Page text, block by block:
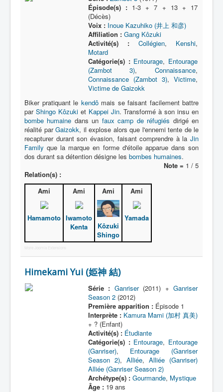
Épisode(s) : 1-3 + 7 + 13 + 17
(Décès)
Voix : Inoue Kazuhiko (井上 和彦)
Affiliation : Gang Kôzuki
Activité(s) :
Collégien, Kenshi,
Motard
Catégorie(s) : Entourage, Entourage
(Zambot 3), Connaissance,
Connaissance (Zambot 3), Victime,
Victime de Gaizokk
Biker pratiquant le kendômais se faisant facilement battre
par Shingo Kôzukiet Kappei Jin. Transformé à son insu en
bombe humaine dans un faux camp de réfugiés dirigé en
réalité parGaizokk, il explose alors que l'ennemi tente de le
recapturer durant son évasion, faisant comprendre à la Jin
Family que la marque en forme d'étoile apparue dans son
dos durant sa détention désigne les bombes humaines.
Note = 1 / 5
Relation(s) :
Ami
Hamamoto
Ami
Iwamoto
Kenta
Ami
Kôzuki
Shingo
Ami
Yamada
More Joomla Extensions
Himekami Yui (姫神 結)
Série : Ganriser(2011) + Ganriser
Season 2(2012)
Première apparition :Épisode 1
Interprète : Kamura Mami (加村 真美)
+ ? (Enfant)
Activité(s) : Étudiante
Catégorie(s) : Entourage, Entourage
(Ganriser), Entourage (Ganriser
Season 2), Alliée, Alliée (Ganriser)
Alliée (Ganriser Season 2)
Archétype(s) : Gourmande, Mystique
Âge :19 ans